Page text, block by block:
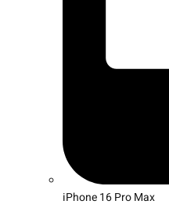
iPhone 16 Pro Max